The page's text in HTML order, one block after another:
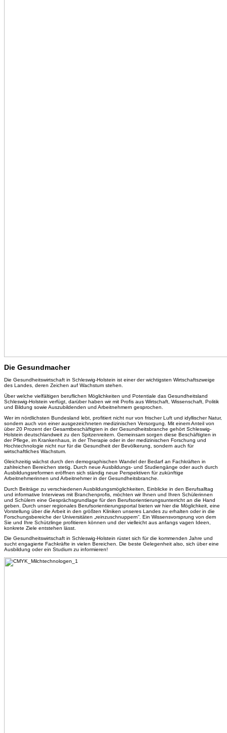
Die Gesundmacher
Die Gesundheitswirtschaft in Schleswig-Holstein ist einer der wichtigsten Wirtschaftszweige
des Landes, deren Zeichen auf Wachstum stehen.
Über welche vielfältigen beruflichen Möglichkeiten und Potentiale das Gesundheitsland
Schleswig-Holstein verfügt, darüber haben wir mit Profis aus Wirtschaft, Wissenschaft, Politik
und Bildung sowie Auszubildenden und Arbeitnehmern gesprochen.
Wer im nördlichsten Bundesland lebt, profitiert nicht nur von frischer Luft und idyllischer Natur,
sondern auch von einer ausgezeichneten medizinischen Versorgung. Mit einem Anteil von
über 20 Prozent der Gesamtbeschäftigten in der Gesundheitsbranche gehört Schleswig-
Holstein deutschlandweit zu den Spitzenreitern. Gemeinsam sorgen diese Beschäftigten in
der Pflege, im Krankenhaus, in der Therapie oder in der medizinischen Forschung und
Hochtechnologie nicht nur für die Gesundheit der Bevölkerung, sondern auch für
wirtschaftliches Wachstum.
Gleichzeitig wächst durch den demographischen Wandel der Bedarf an Fachkräften in
zahlreichen Bereichen stetig. Durch neue Ausbildungs- und Studiengänge oder auch durch
Ausbildungsreformen eröffnen sich ständig neue Perspektiven für zukünftige
Arbeitnehmerinnen und Arbeitnehmer in der Gesundheitsbranche.
Durch Beiträge zu verschiedenen Ausbildungsmöglichkeiten, Einblicke in den Berufsalltag
und informative Interviews mit Branchenprofis, möchten wir Ihnen und Ihren Schülerinnen
und Schülern eine Gesprächsgrundlage für den Berufsorientierungsunterricht an die Hand
geben. Durch unser regionales Berufsorientierungsportal bieten wir hier die Möglichkeit, eine
Vorstellung über die Arbeit in den größten Kliniken unseres Landes zu erhalten oder in die
Forschungsbereiche der Universitäten „reinzuschnuppern“. Ein Wissensvorsprung von dem
Sie und Ihre Schützlinge profitieren können und der vielleicht aus anfangs vagen Ideen,
konkrete Ziele entstehen lässt.
Die Gesundheitswirtschaft in Schleswig-Holstein rüstet sich für die kommenden Jahre und
sucht engagierte Fachkräfte in vielen Bereichen. Die beste Gelegenheit also, sich über eine
Ausbildung oder ein Studium zu informieren!